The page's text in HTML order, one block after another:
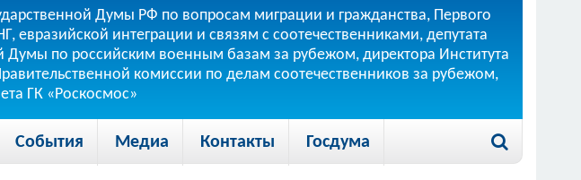
Думы РФ по вопросам миграции и гражданства, Первого
интеграции и связям с соотечественниками, депутата
Думы по российским военным базам за рубежом, директора Института
комиссии по делам соотечественников за рубежом,
ГК «Роскосмос»
События Медиа Контакты Госдума